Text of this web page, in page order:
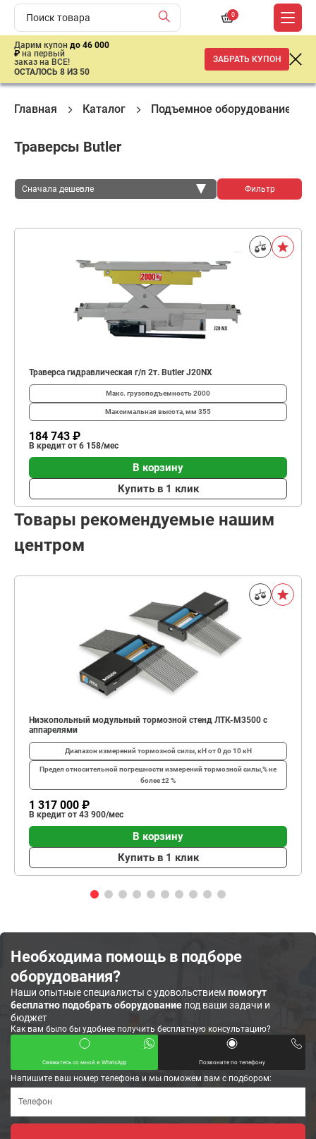
0
Дарим купон до 46 000
₽ на первый
заказ на ВСЕ!
ОСТАЛОСЬ 8 ИЗ 50
ЗАБРАТЬ КУПОН
Главная Каталог Подъемное оборудование
Траверсы Butler
Сначала дешевле Фильтр
Траверса гидравлическая г/п 2т. Butler J20NX
Макс. грузоподъемность2000
Максимальная высота, мм 355
184 743 ₽
В кредит от 6 158/мес
В корзину
Купить в 1 клик
Товары рекомендуемые нашим
центром
Низкопольный модульный тормозной стенд ЛТК-М3500 с
аппарелями
Диапазон измерений тормозной силы, кНот 0 до 10 кН
Предел относительной погрешности измерений тормозной силы,%не
более ±2 %
1 317 000 ₽
В кредит от 43 900/мес
В корзину
Купить в 1 клик
Необходима помощь в подборе
оборудования?
Наши опытные специалисты с удовольствиемпомогут
бесплатно подобрать оборудование под ваши задачи и
бюджет
Как вам было бы удобнее получить бесплатную консультацию?
Свяжитесь со мной в WhatsApp Позвоните по телефону
Напишите ваш номер телефона и мы поможем вам с подбором: